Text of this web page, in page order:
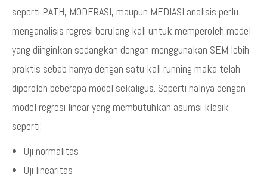
seperti PATH, MODERASI, maupun MEDIASI analisis perlu
menganalisis regresi berulang kali untuk memperoleh model
yang diinginkan sedangkan dengan menggunakan SEM lebih
praktis sebab hanya dengan satu kali running maka telah
diperoleh beberapa model sekaligus. Seperti halnya dengan
model regresi linear yang membutuhkan asumsi klasik
seperti:
Uji normalitas
Uji linearitas